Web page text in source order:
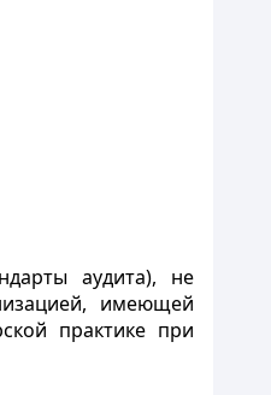
аудита), не
имеющей
практике при